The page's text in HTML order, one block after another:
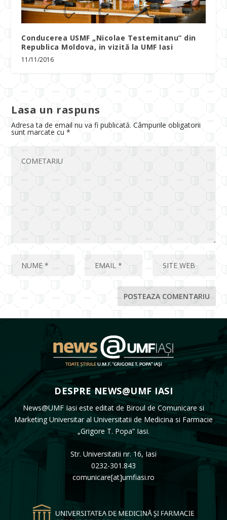
Conducerea USMF „Nicolae Testemitanu” din
Republica Moldova, in vizită la UMF Iasi
11/11/2016
Lasa un raspuns
Adresa ta de email nu va fi publicată. Câmpurile obligatorii
sunt marcate cu*
DESPRE NEWS@UMF IASI
News@UMF Iasi este editat de Biroul de Comunicare si
Marketing Universitar al Universitatii de Medicina si Farmacie
„Grigore T. Popa” Iasi.
Str. Universitatii nr. 16, Iasi
0232-301.843
comunicare[at]umfiasi.ro